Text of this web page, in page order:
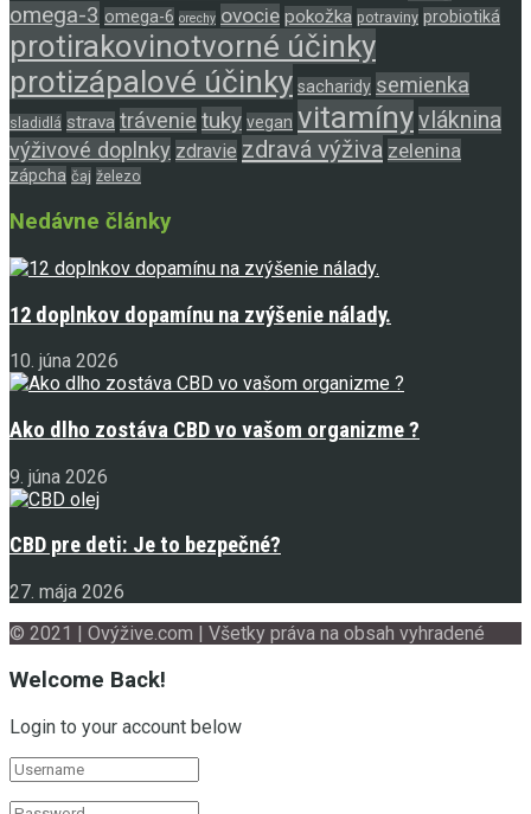
omega-3 omega-6 orechy ovocie pokožka potraviny probiotiká
protirakovinotvorné účinky
protizápalové účinky sacharidy semienka
sladidlá strava trávenie tuky vegan vitamínyvláknina
výživové doplnky zdravie zdravá výživa zelenina
zápcha čaj železo
Nedávne články
12 doplnkov dopamínu na zvýšenie nálady.
10. júna 2026
Ako dlho zostáva CBD vo vašom organizme ?
9. júna 2026
CBD pre deti: Je to bezpečné?
27. mája 2026
© 2021 | Ovýžive.com | Všetky práva na obsah vyhradené
Welcome Back!
Login to your account below